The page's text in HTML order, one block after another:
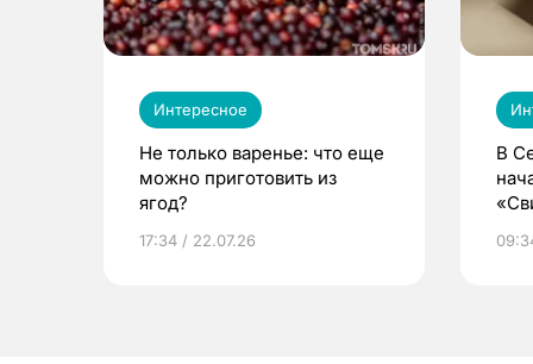
Интересное
Не только варенье: что еще
можно приготовить из
ягод?
17:34 / 22.07.26
В